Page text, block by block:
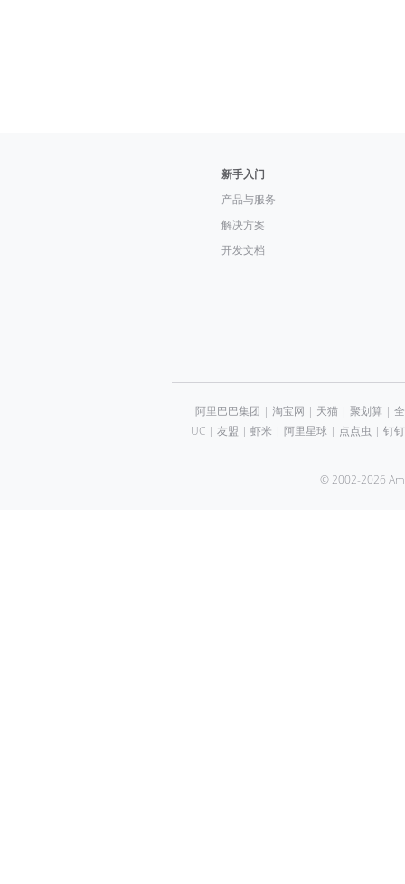
新手入门
产品与服务
解决方案
开发文档
阿里巴巴集团 | 淘宝网 | 天猫| 聚划算 |
UC| 友盟 | 虾米 | 阿里星球| 点点虫 | 钉钉
© 2002-2026